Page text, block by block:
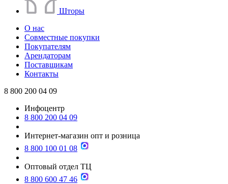
Шторы
О нас
Совместные покупки
Покупателям
Арендаторам
Поставщикам
Контакты
8 800 200 04 09
Инфоцентр
8 800 200 04 09
Интернет-магазин опт и розница
8 800 100 01 08
Оптовый отдел ТЦ
8 800 600 47 46